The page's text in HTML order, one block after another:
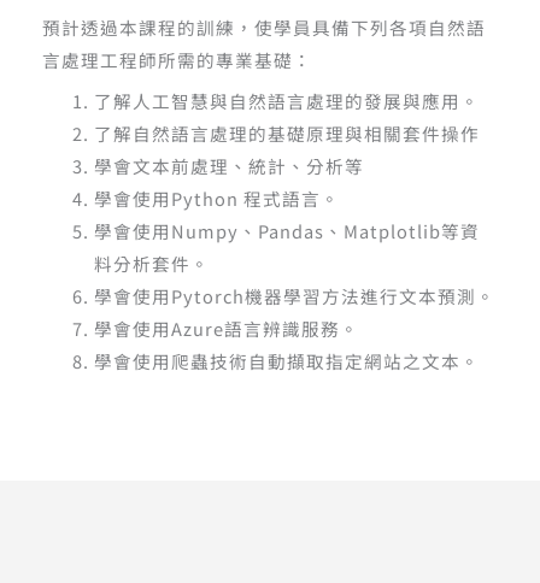
預計透過本課程的訓練，使學員具備下列各項自然語
言處理工程師所需的專業基礎：
了解人工智慧與自然語言處理的發展與應用。
了解自然語言處理的基礎原理與相關套件操作
學會文本前處理、統計、分析等
學會使用Python程式語言。
學會使用Numpy 、 Pandas 、 Matplotlib等資
料分析套件。
學會使用Pytorch機器學習方法進行文本預測。
學會使用Azure語言辨識服務。
學會使用爬蟲技術自動擷取指定網站之文本。